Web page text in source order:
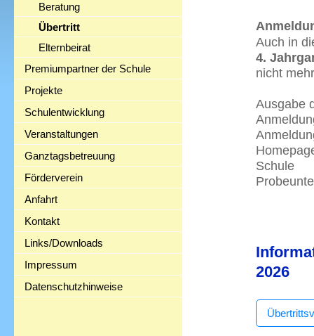
Auch in
4.
nicht
2026
Beratung
Übertritt
Elternbeirat
Premiumpartner der Schule
Projekte
Schulentwicklung
Veranstaltungen
Ganztagsbetreuung
Förderverein
Anfahrt
Kontakt
Links/Downloads
Impressum
Datenschutzhinweise